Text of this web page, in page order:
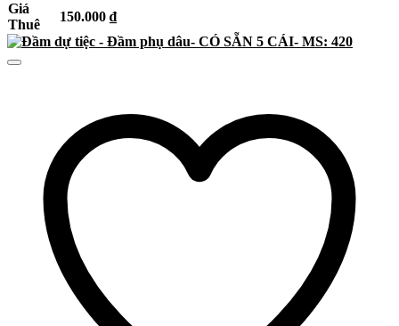
Giá
Thuê
150.000 ₫